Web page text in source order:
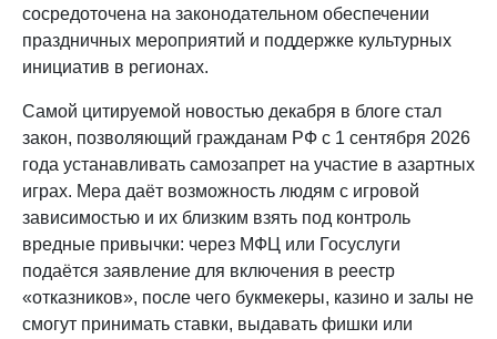
сосредоточена на законодательном обеспечении
праздничных мероприятий и поддержке культурных
инициатив в регионах.
Самой цитируемой новостью декабря в блоге стал
закон, позволяющий гражданам РФ с 1 сентября 2026
года устанавливать самозапрет на участие в азартных
играх. Мера даёт возможность людям с игровой
зависимостью и их близким взять под контроль
вредные привычки: через МФЦ или Госуслуги
подаётся заявление для включения в реестр
«отказников», после чего букмекеры, казино и залы не
смогут принимать ставки, выдавать фишки или